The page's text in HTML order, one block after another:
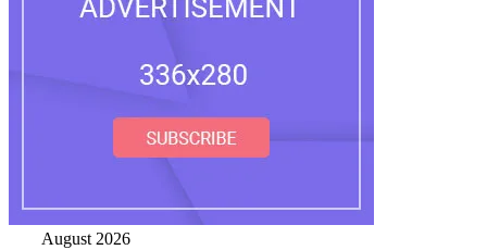
August 2026